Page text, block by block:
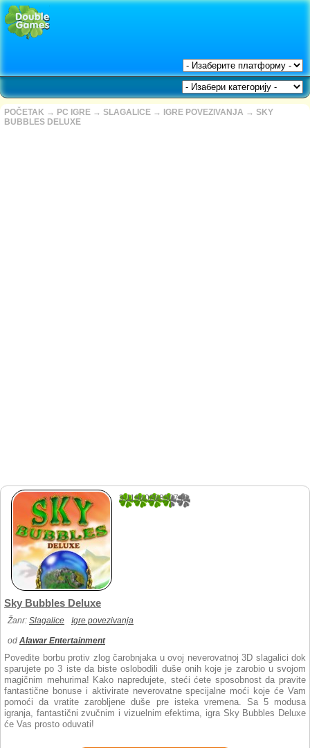
POČETAK → PC IGRE → SLAGALICE → IGRE POVEZIVANJA → SKY
BUBBLES DELUXE
3.1194029850746
Sky Bubbles Deluxe
Žanr: Slagalice Igre povezivanja
od Alawar Entertainment
Povedite borbu protiv zlog čarobnjaka u ovoj neverovatnoj 3D slagalici dok
sparujete po 3 iste da biste oslobodili duše onih koje je zarobio u svojom
magičnim mehurima! Kako napredujete, steći ćete sposobnost da pravite
fantastične bonuse i aktivirate neverovatne specijalne moći koje će Vam
pomoći da vratite zarobljene duše pre isteka vremena. Sa 5 modusa
igranja, fantastični zvučnim i vizuelnim efektima, igra Sky Bubbles Deluxe
će Vas prosto oduvati!